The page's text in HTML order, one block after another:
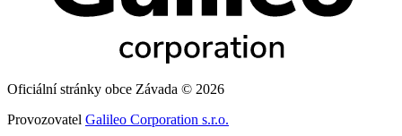
Oficiální stránky obce Závada © 2026
Provozovatel Galileo Corporation s.r.o.